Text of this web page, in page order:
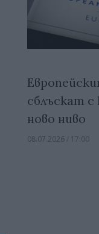
сблъскат с
ново ниво
08.07.2026 / 17:00